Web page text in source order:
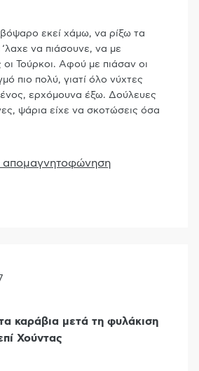
εκεί χάμω, να ρίξω τα
να πιάσουνε, να με
Τούρκοι. Αφού με πιάσαν οι
πιο πολύ, γιατί όλο νύχτες
ερχόμουνα έξω. Δούλευες
ψάρια είχε να σκοτώσεις όσα
απομαγνητοφώνηση
καράβια μετά τη φυλάκιση
Χούντας